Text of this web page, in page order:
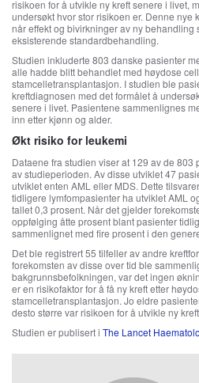
risikoen for å utvikle ny kreft senere i livet,
undersøkt hvor stor risikoen er. Denne nye
når effekt og bivirkninger av ny behandling
eksisterende standardbehandling.
Studien inkluderte 803 danske pasienter
alle hadde blitt behandlet med høydose
stamcelletransplantasjon. I studien ble
kreftdiagnosen med det formålet å
senere i livet. Pasientene sammenlignes
inn etter kjønn og alder.
Økt risiko for leukemi
Dataene fra studien viser at 129 av de 803
av studieperioden. Av disse utviklet 47
utviklet enten AML eller MDS. Dette
tidligere lymfompasienter ha utviklet AML
tallet 0,3 prosent. Når det gjelder
oppfølging åtte prosent blant pasienter
sammenlignet med fire prosent i den
Det ble registrert 55 tilfeller av andre
forekomsten av disse over tid ble
bakgrunnsbefolkningen, var det ingen
er en risikofaktor for å få ny kreft etter
stamcelletransplantasjon. Jo eldre
desto større var risikoen for å utvikle ny
Studien er publisert i The Lancet